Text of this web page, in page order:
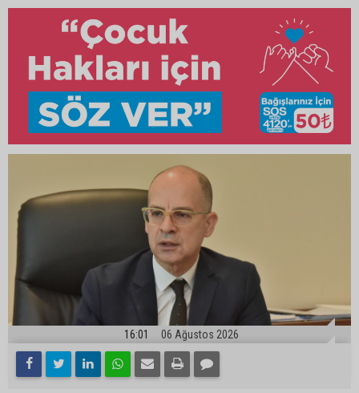
16:01 06 Ağustos 2026